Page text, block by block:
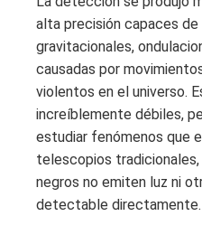
alta precisión capaces
gravitacionales,
causadas por
violentos en el universo.
increíblemente débiles,
estudiar fenómenos que
telescopios
negros no emiten luz ni
detectable directamente.